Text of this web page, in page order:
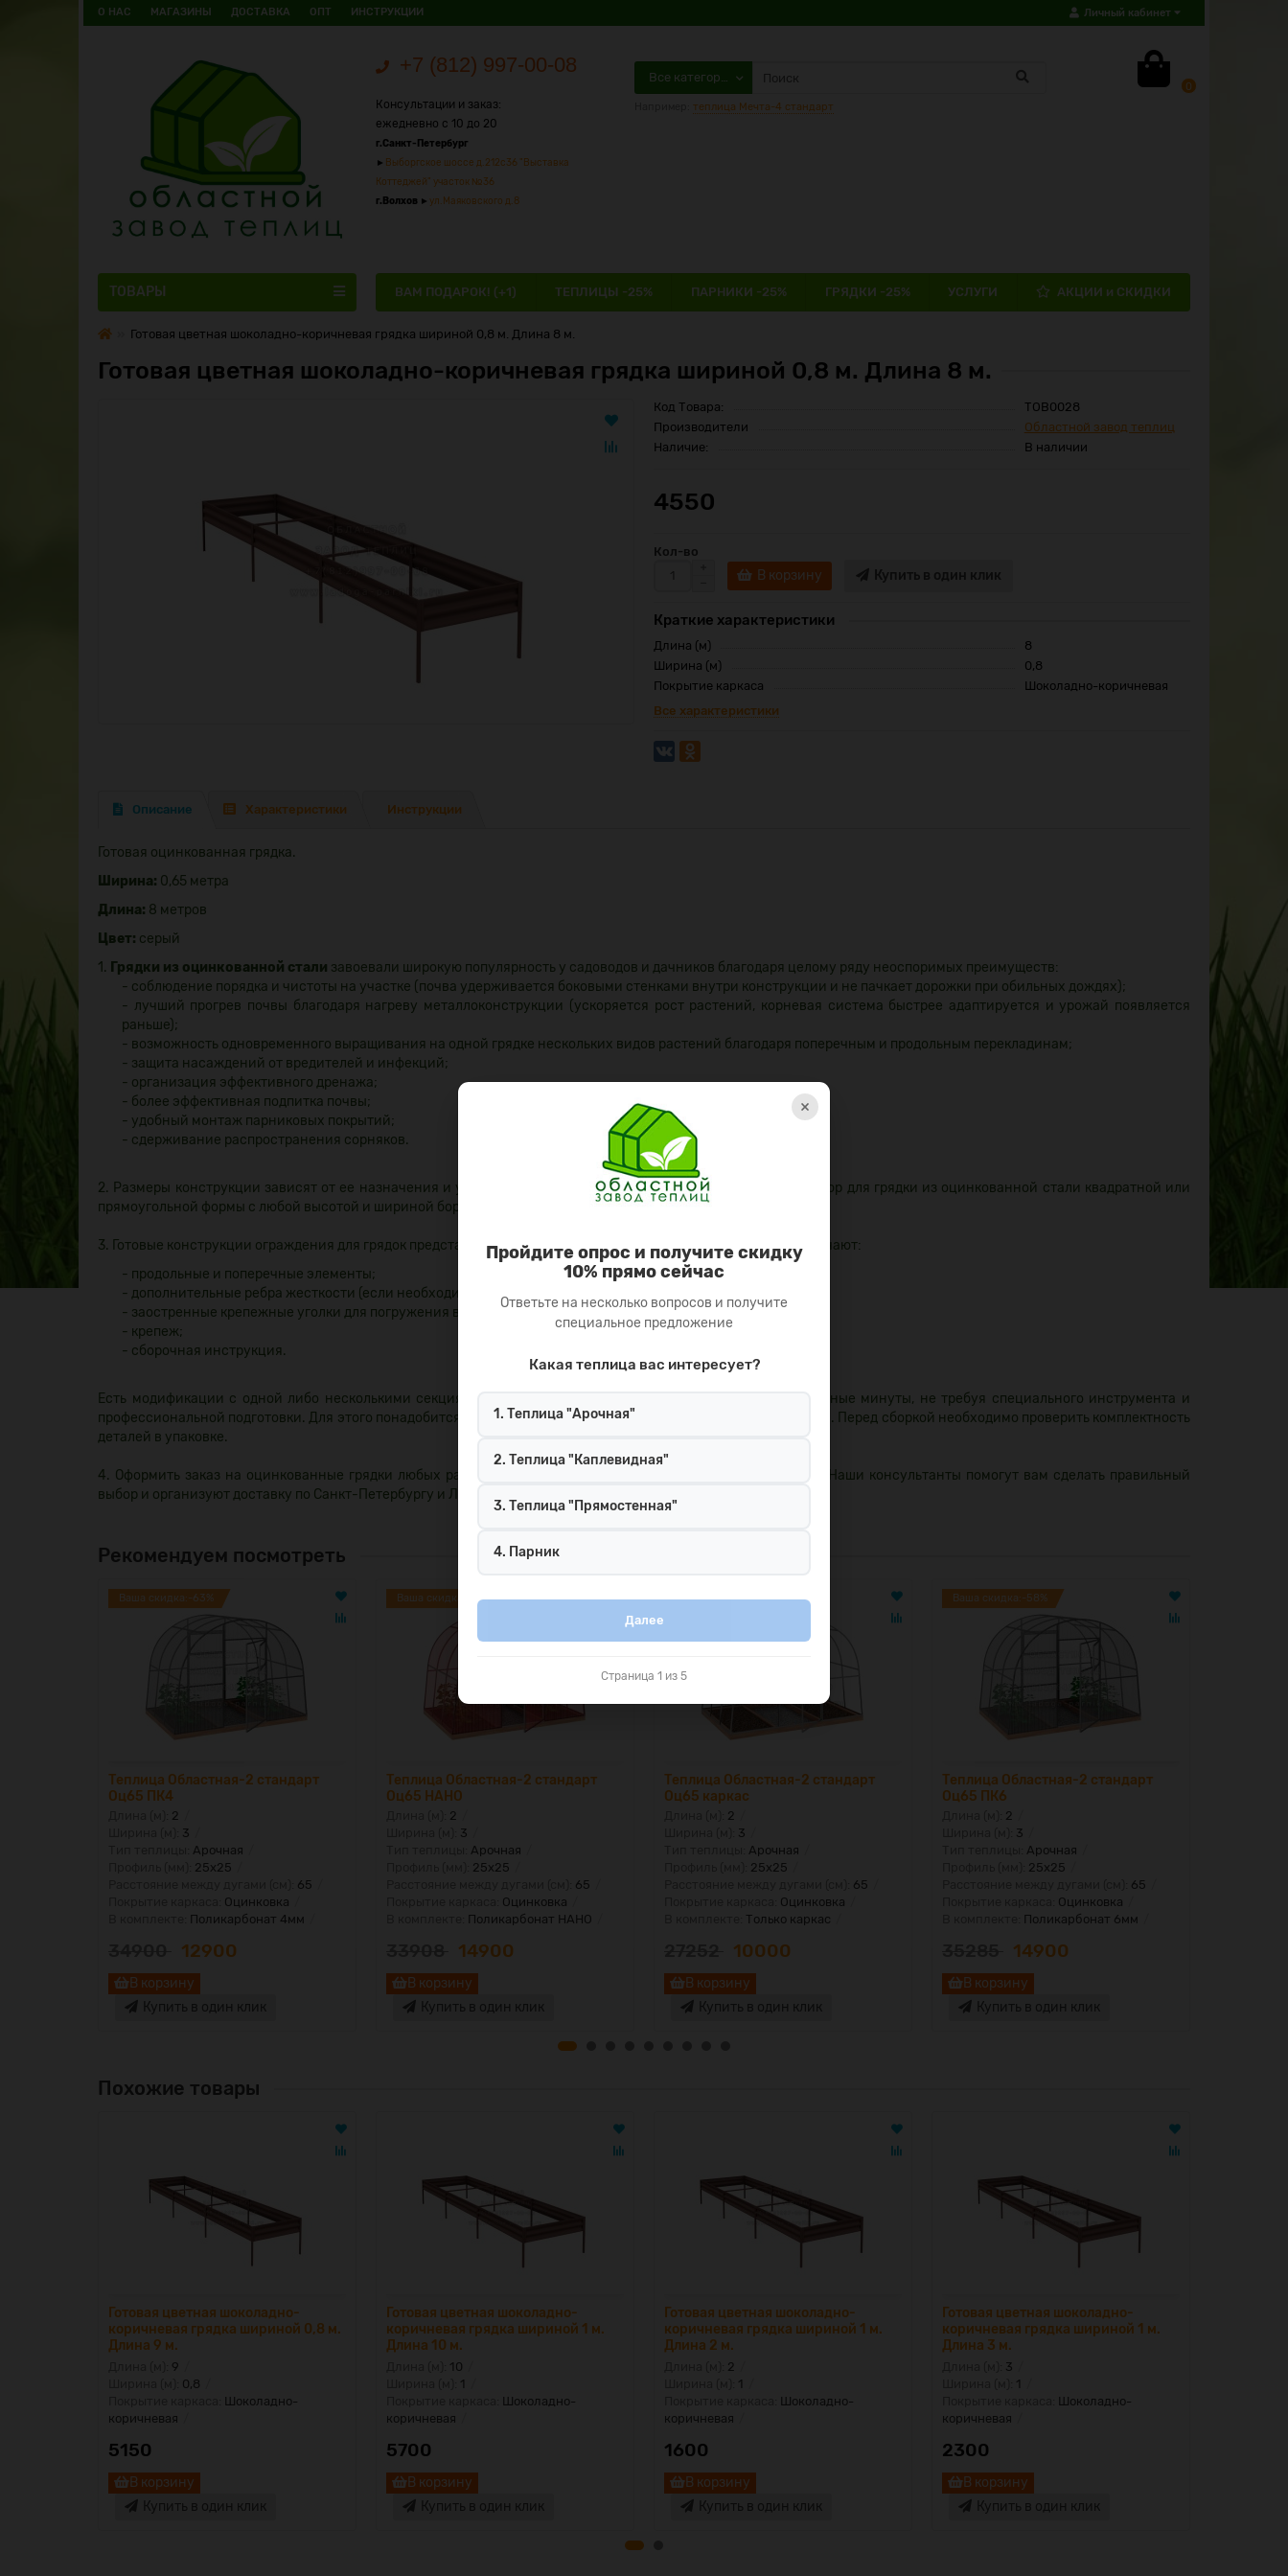
Личный кабинет
О НАС МАГАЗИНЫ ДОСТАВКА ОПТ ИНСТРУКЦИИ
+7 (812) 997-00-08
Консультации и заказ:
ежедневно с 10 до 20
г.Санкт-Петербург
► Выборгское шоссе д.212с36 "Выставка
Коттеджей" участок №36
г.Волхов ► ул.Маяковского д.8
0
Все категории
теплица Мечта-4 стандарт
ВАМ ПОДАРОК! (+1) ТЕПЛИЦЫ -25% ПАРНИКИ -25% ГРЯДКИ -25% УСЛУГИ АКЦИИ и СКИДКИ
ТОВАРЫ
Готовая цветная шоколадно-коричневая грядка шириной 0,8 м. Длина 8 м.
Готовая цветная шоколадно-коричневая грядка шириной 0,8 м. Длина 8 м.
Код Товара:
ТОВ0028
Производители
Областной завод теплиц
Наличие:
В наличии
4550
Кол-во
В корзину Купить в один клик
Краткие характеристики
Длина (м)
8
Ширина (м)
0,8
Покрытие каркаса
Шоколадно-коричневая
Все характеристики
Описание Характеристики Инструкции
Готовая оцинкованная грядка.
Ширина: 0,65 метра
Длина: 8 метров
Цвет: серый
1. Грядки из оцинкованной стали завоевали широкую популярность у садоводов и дачников благодаря целому ряду неоспоримых преимуществ:
- соблюдение порядка и чистоты на участке (почва удерживается боковыми стенками внутри конструкции и не пачкает дорожки при обильных дождях);
- лучший прогрев почвы благодаря нагреву металлоконструкции (ускоряется рост растений, корневая система быстрее адаптируется и урожай появляется
раньше);
- возможность одновременного выращивания на одной грядке нескольких видов растений благодаря поперечным и продольным перекладинам;
- защита насаждений от вредителей и инфекций;
- организация эффективного дренажа;
- более эффективная подпитка почвы;
- удобный монтаж парниковых покрытий;
- сдерживание распространения сорняков.
2. Размеры конструкции зависят от ее назначения и условий эксплуатации. Наша компания изготовит бордюр для грядки из оцинкованной стали квадратной или
прямоугольной формы с любой высотой и шириной борта, под ваши требования.
3. Готовые конструкции ограждения для грядок представлены в продаже в стандартных наборах, которые включают:
- продольные и поперечные элементы;
- дополнительные ребра жесткости (если необходимо);
- заостренные крепежные уголки для погружения в почву;
- крепеж;
- сборочная инструкция.
Есть модификации с одной либо несколькими секциями. Процесс сборки одного изделия занимает считанные минуты, не требуя специального инструмента и
профессиональной подготовки. Для этого понадобится лишь отвертка на шлиц, гаечный ключ, рулетка и лопата. Перед сборкой необходимо проверить комплектность
деталей в упаковке.
4. Оформить заказ на оцинкованные грядки любых размеров вы можете непосредственно на нашем сайте. Наши консультанты помогут вам сделать правильный
выбор и организуют доставку по Санкт-Петербургу и Ленинградской области.
Рекомендуем посмотреть
Ваша скидка:-63%
Теплица Областная-2 стандарт
Оц65 ПК4
2
3
Арочная
25х25
65
Оцинковка
Поликарбонат 4мм
12900
В корзину
Купить в один клик
Ваша скидка:-56%
Теплица Областная-2 стандарт
Оц65 НАНО
2
3
Арочная
25х25
65
Оцинковка
Поликарбонат НАНО
14900
В корзину
Купить в один клик
Ваша скидка:-63%
Теплица Областная-2 стандарт
Оц65 каркас
2
3
Арочная
25х25
65
Оцинковка
Только каркас
10000
В корзину
Купить в один клик
Ваша скидка:-58%
Теплица Областная-2 стандарт
Оц65 ПК6
2
3
Арочная
25х25
65
Оцинковка
Поликарбонат 6мм
14900
В корзину
Купить в один клик
Похожие товары
Готовая цветная шоколадно-
коричневая грядка шириной 0,8 м.
Длина 9 м.
9
0,8
Шоколадно-
коричневая
5150
В корзину
Купить в один клик
Готовая цветная шоколадно-
коричневая грядка шириной 1 м.
Длина 10 м.
10
1
Шоколадно-
коричневая
5700
В корзину
Купить в один клик
Готовая цветная шоколадно-
коричневая грядка шириной 1 м.
Длина 2 м.
2
1
Шоколадно-
коричневая
1600
В корзину
Купить в один клик
Готовая цветная шоколадно-
коричневая грядка шириной 1 м.
Длина 3 м.
3
1
Шоколадно-
коричневая
2300
В корзину
Купить в один клик
×
Пройдите опрос и получите скидку
10% прямо сейчас
Ответьте на несколько вопросов и получите
специальное предложение
Какая теплица вас интересует?
1. Теплица "Арочная"
2. Теплица "Каплевидная"
3. Теплица "Прямостенная"
4. Парник
Далее
Страница 1 из 5